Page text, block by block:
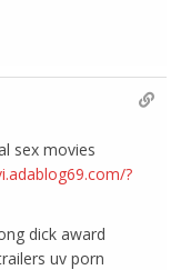
sex movies
?
dick award
uv porn